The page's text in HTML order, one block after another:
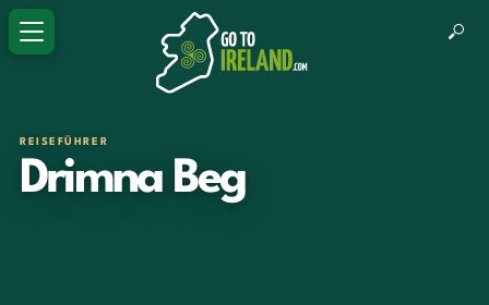
REISEFÜHRER
Drimna Beg